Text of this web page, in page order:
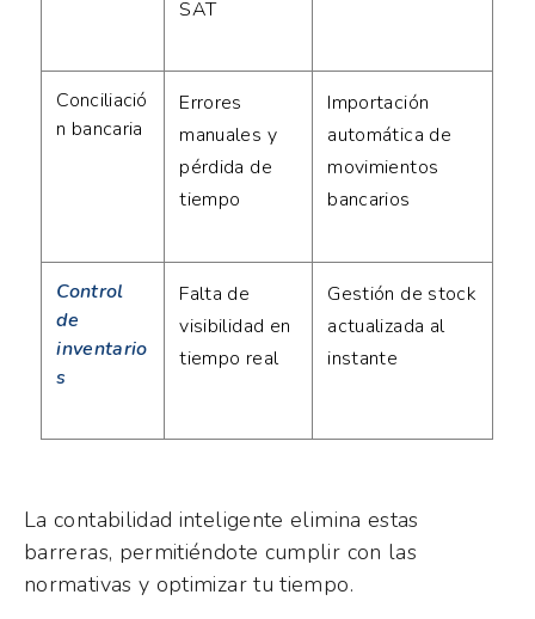
SAT
Conciliació
n bancaria
Errores
manuales y
pérdida de
tiempo
Importación
automática de
movimientos
bancarios
Control
de
inventario
s
Falta de
visibilidad en
tiempo real
Gestión de stock
actualizada al
instante
La contabilidad inteligente elimina estas
barreras, permitiéndote cumplir con las
normativas y optimizar tu tiempo.